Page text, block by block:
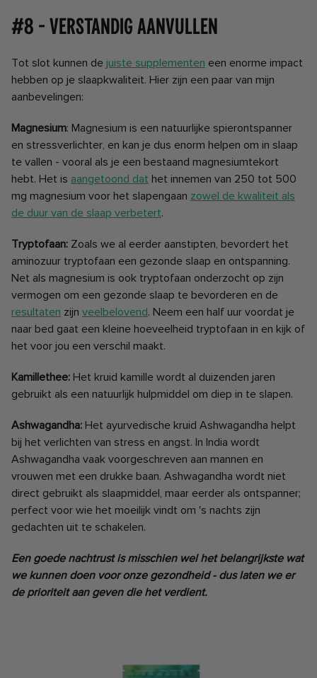
#8 - Verstandig aanvullen
Tot slot kunnen de juiste supplementen een enorme impact
hebben op je slaapkwaliteit. Hier zijn een paar van mijn
aanbevelingen:
Magnesium: Magnesium is een natuurlijke spierontspanner
en stressverlichter, en kan je dus enorm helpen om in slaap
te vallen - vooral als je een bestaand magnesiumtekort
hebt. Het is aangetoond dat het innemen van 250 tot 500
mg magnesium voor het slapengaan zowel de kwaliteit als
de duur van de slaap verbetert.
Tryptofaan: Zoals we al eerder aanstipten, bevordert het
aminozuur tryptofaan een gezonde slaap en ontspanning.
Net als magnesium is ook tryptofaan onderzocht op zijn
vermogen om een gezonde slaap te bevorderen en de
resultaten zijn veelbelovend. Neem een half uur voordat je
naar bed gaat een kleine hoeveelheid tryptofaan in en kijk of
het voor jou een verschil maakt.
Kamillethee: Het kruid kamille wordt al duizenden jaren
gebruikt als een natuurlijk hulpmiddel om diep in te slapen.
Ashwagandha: Het ayurvedische kruid Ashwagandha helpt
bij het verlichten van stress en angst. In India wordt
Ashwagandha vaak voorgeschreven aan mannen en
vrouwen met een drukke baan. Ashwagandha wordt niet
direct gebruikt als slaapmiddel, maar eerder als ontspanner;
perfect voor wie het moeilijk vindt om 's nachts zijn
gedachten uit te schakelen.
Een goede nachtrust is misschien wel het belangrijkste wat
we kunnen doen voor onze gezondheid - dus laten we er
de prioriteit aan geven die het verdient.